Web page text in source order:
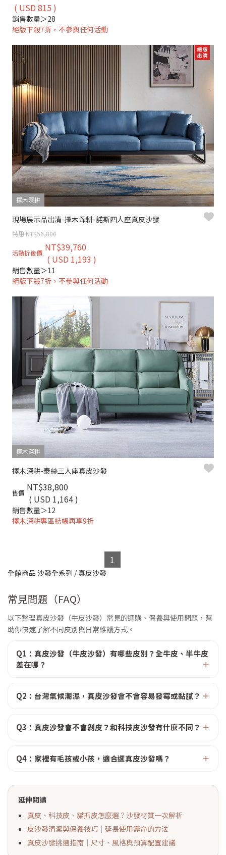
( USD 815 )
銷售數量＞28
絕版下殺7折，不參與任何活動
擇木深耕
現場展示品出清-擇木深耕-諾斯四人座真皮沙發
特惠 NT$56,800
活動折後價 NT$39,760
( USD 1,193 )
銷售數量＞11
絕版下殺7折，不參與任何活動
擇木深耕
擇木深耕-泰絲三人座真皮沙發
售價 NT$38,800
( USD 1,164 )
銷售數量＞12
擇木深耕專區結帳再享9折
1
全館商品 沙發全系列 /真皮沙發
常見問題（FAQ）
以下整理真皮沙發（牛皮沙發）常見的選購、保養與使用問題，幫
助你快速了解不同皮別與日常維護方式。
Q1：真皮沙發（牛皮沙發）有哪些皮別？全牛皮、半牛皮
差在哪？
Q2：台灣氣候潮濕，真皮沙發會不會容易發霉或黏膩？
Q3：真皮沙發會不會剝皮？和科技皮沙發有什麼不同？
Q4：家裡有毛孩或小孩，適合選真皮沙發嗎？
延伸閱讀
真皮、科技皮、貓抓皮怎麼選？沙發材質一次解析
皮沙發清潔與保養技巧｜延長使用壽命的方法
真皮沙發挑選指南｜尺寸、風格與預算配置建議